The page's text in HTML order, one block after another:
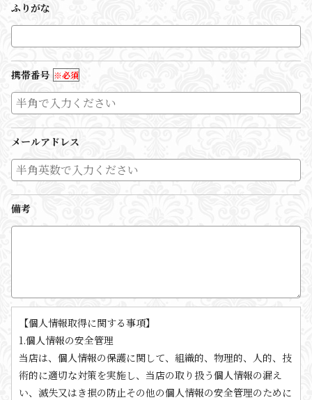
ふりがな
携帯番号 ※必須
メールアドレス
備考
【個人情報取得に関する事項】
1.個人情報の安全管理
当店は、個人情報の保護に関して、組織的、物理的、人的、技
術的に適切な対策を実施し、当店の取り扱う個人情報の漏え
い、滅失又はき損の防止その他の個人情報の安全管理のために